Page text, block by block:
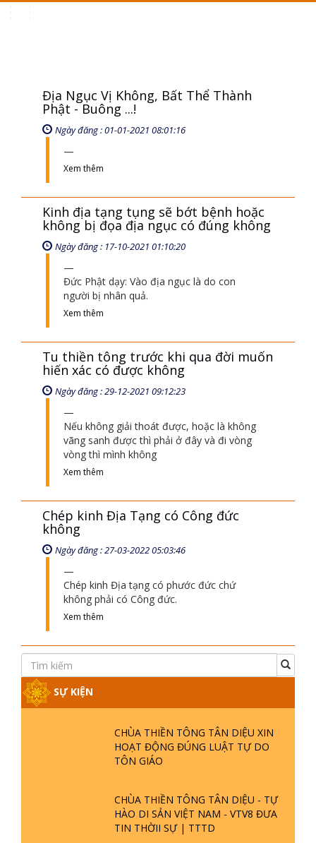
Địa Ngục Vị Không, Bất Thể Thành
Phật - Buông ...!
Ngày đăng : 01-01-2021 08:01:16
Xem thêm
Kinh địa tạng tụng sẽ bớt bệnh hoặc
không bị đọa địa ngục có đúng không
Ngày đăng : 17-10-2021 01:10:20
Đức Phật dạy: Vào địa ngục là do con
người bị nhân quả.
Xem thêm
Tu thiền tông trước khi qua đời muốn
hiến xác có được không
Ngày đăng : 29-12-2021 09:12:23
Nếu không giải thoát được, hoặc là không
vãng sanh được thì phải ở đây và đi vòng
vòng thì mình không
Xem thêm
Chép kinh Địa Tạng có Công đức
không
Ngày đăng : 27-03-2022 05:03:46
Chép kinh Địa tạng có phước đức chứ
không phải có Công đức.
Xem thêm
SỰ KIỆN
CHÙA THIỀN TÔNG TÂN DIỆU XIN
HOẠT ĐỘNG ĐÚNG LUẬT TỰ DO
TÔN GIÁO
CHÙA THIỀN TÔNG TÂN DIỆU - TỰ
HÀO DI SẢN VIỆT NAM - VTV8 ĐƯA
TIN THỜII SỰ | TTTD